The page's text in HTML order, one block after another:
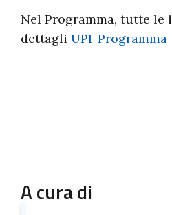
Nel Programma, tutte le
dettagli UPI-Programma
A cura di